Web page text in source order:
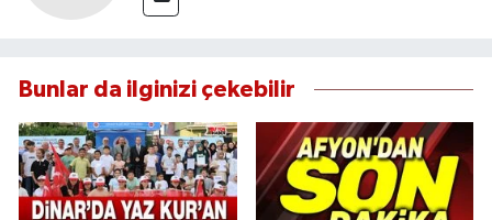
Bunlar da ilginizi çekebilir